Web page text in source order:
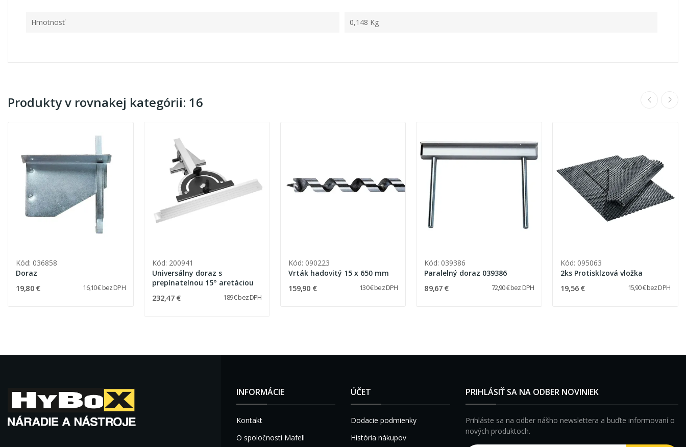
Hmotnosť 0,148 Kg
Produkty v rovnakej kategórii: 16
Kód: 036858
Doraz
19,80 € 16,10 € bez DPH
Kód: 200941
Universálny doraz s
prepínatelnou 15° aretáciou
232,47 € 189 € bez DPH
Kód: 090223
Vrták hadovitý 15 x 650 mm
159,90 € 130 € bez DPH
Kód: 039386
Paralelný doraz 039386
89,67 € 72,90 € bez DPH
Kód: 095063
2ks Protisklzová vložka
19,56 € 15,90 € bez DPH
INFORMÁCIE
Kontakt
O spoločnosti Mafell
ÚČET
Dodacie podmienky
História nákupov
PRIHLÁSIŤ SA NA ODBER NOVINIEK
Prihláste sa na odber nášho newslettera a buďte informovaní o
nových produktoch.